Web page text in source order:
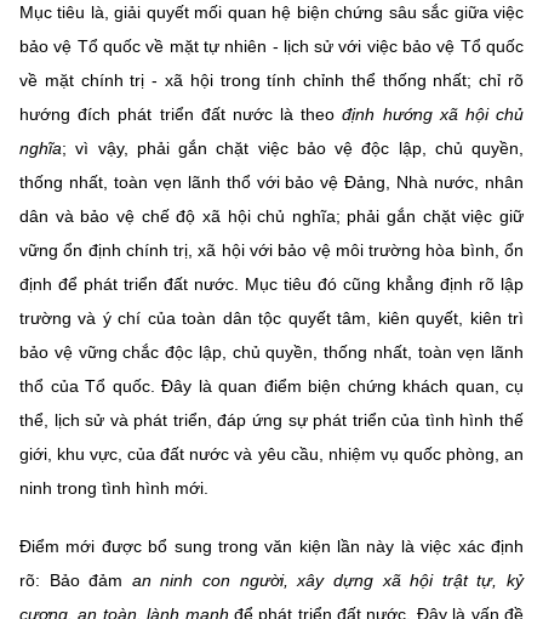
Mục tiêu là, giải quyết mối quan hệ biện chứng sâu sắc giữa việc
bảo vệ Tổ quốc về mặt tự nhiên - lịch sử với việc bảo vệ Tổ quốc
về mặt chính trị - xã hội trong tính chỉnh thể thống nhất; chỉ rõ
hướng đích phát triển đất nước là theođịnh hướng xã hội chủ
nghĩa; vì vậy, phải gắn chặt việc bảo vệ độc lập, chủ quyền,
thống nhất, toàn vẹn lãnh thổ với bảo vệ Đảng, Nhà nước, nhân
dân và bảo vệ chế độ xã hội chủ nghĩa; phải gắn chặt việc giữ
vững ổn định chính trị, xã hội với bảo vệ môi trường hòa bình, ổn
định để phát triển đất nước. Mục tiêu đó cũng khẳng định rõ lập
trường và ý chí của toàn dân tộc quyết tâm, kiên quyết, kiên trì
bảo vệ vững chắc độc lập, chủ quyền, thống nhất, toàn vẹn lãnh
thổ của Tổ quốc. Đây là quan điểm biện chứng khách quan, cụ
thể, lịch sử và phát triển, đáp ứng sự phát triển của tình hình thế
giới, khu vực, của đất nước và yêu cầu, nhiệm vụ quốc phòng, an
ninh trong tình hình mới.
Điểm mới được bổ sung trong văn kiện lần này là việc xác định
rõ: Bảo đảm an ninh con người, xây dựng xã hội trật tự, kỷ
cương, an toàn, lành mạnh để phát triển đất nước. Đây là vấn đề